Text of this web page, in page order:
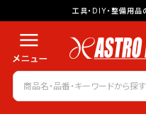
工具・DIY・整備用品